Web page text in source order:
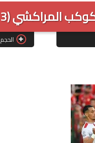
المراكشي (3 - 0)
الحجم